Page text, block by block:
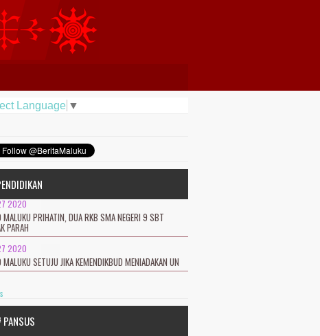
Language ▼
2020
MALUKU PRIHATIN, DUA RKB SMA NEGERI 9 SBT
PARAH
2020
SETUJU JIKA KEMENDIKBUD MENIADAKAN UN
PANSUS